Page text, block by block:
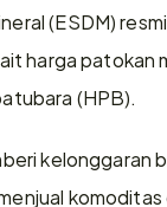
(ESDM)
harga patokan
(HPB).
kelonggaran